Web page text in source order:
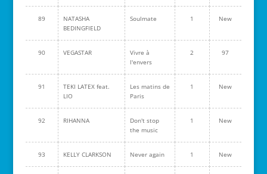
89
NATASHA
BEDINGFIELD
Soulmate 1 New
90 VEGASTAR
Vivre à
l'envers
2 97
91
TEKI LATEX feat.
LIO
Les matins de
Paris
1 New
92 RIHANNA
Don't stop
the music
1 New
93 KELLY CLARKSON Never again 1 New